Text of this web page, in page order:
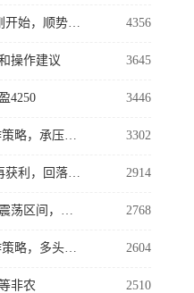
李馨玥:8.6黄金多头放量刚开始，顺势看涨勿猜顶！ 4356
操作建议 3645
4250 3446
许安丰：8.6黄金晚间操作策略，承压可以短空一下！ 3302
李馨玥:8.6黄金4253多单再获利，回落就是做多机会！ 2914
金汇得手：黄金打破长期震荡区间，多头行情正式拉开序幕 2768
许安丰：8.6黄金日内操作策略，多头趾高气扬但藏凶险 2604
非农 2510